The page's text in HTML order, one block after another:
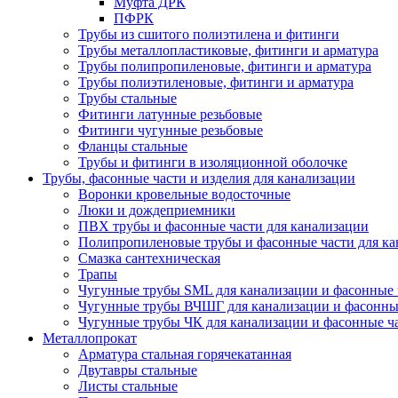
ПФРК
Трубы из сшитого полиэтилена и фитинги
Трубы металлопластиковые, фитинги и арматура
Трубы полипропиленовые, фитинги и арматура
Трубы полиэтиленовые, фитинги и арматура
Трубы стальные
Фитинги латунные резьбовые
Фитинги чугунные резьбовые
Фланцы стальные
Трубы и фитинги в изоляционной оболочке
Трубы, фасонные части и изделия для канализации
Воронки кровельные водосточные
Люки и дождеприемники
ПВХ трубы и фасонные части для канализации
Полипропиленовые трубы и фасонные части для
Смазка сантехническая
Трапы
Чугунные трубы SML для канализации и фасонные
Чугунные трубы ВЧШГ для канализации и
Чугунные трубы ЧК для канализации и фасонные
Металлопрокат
Арматура стальная горячекатанная
Двутавры стальные
Листы стальные